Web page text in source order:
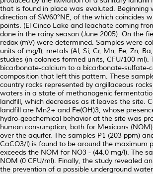
that is found in place was evaluted.
direction of SW60°NE, of the which
points. (El Cinco Lake and leachate coming
done in the rainy season (June 2005). On the
redox (mV) were determined. Samples were
units of mg/l), metals (Al, Si, Cr, Mn, Fe, Zn,
studies (in colonies formed units, CFU/100
bicarbonate-calcium to a bicarbonate-
composition that left this pattern. These
country rocks represented by argillaceous
waters in a state of methanogenic
landfill, which decreases as it leaves the site.
landfill are Mn2+ and Fe(OH)3, whose
hydro-geochemical behavior at the site was
human consumption, both for Mexicans
over the aquifer. The samples P1 (203 ppm)
CaCO3/l) is found to be around the maximum
exceeds the NOM for NO3 - (44.0 mg/l). The
NOM (0 CFU/ml). Finally, the study revealed
the prevention of a possible underground